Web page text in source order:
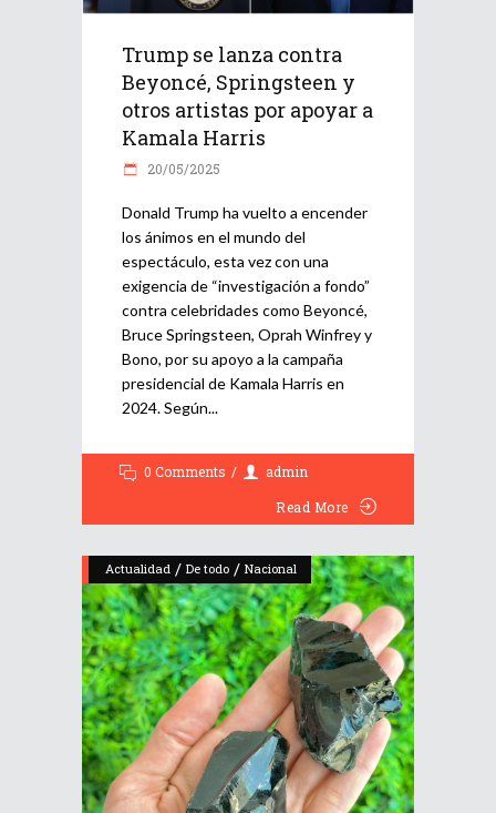
Trump se lanza contra
Beyoncé, Springsteen y
otros artistas por apoyar a
Kamala Harris
20/05/2025
Donald Trump ha vuelto a encender
los ánimos en el mundo del
espectáculo, esta vez con una
exigencia de “investigación a fondo”
contra celebridades como Beyoncé,
Bruce Springsteen, Oprah Winfrey y
Bono, por su apoyo a la campaña
presidencial de Kamala Harris en
2024. Según
0 Comments
admin
Read More
Actualidad / De todo / Nacional